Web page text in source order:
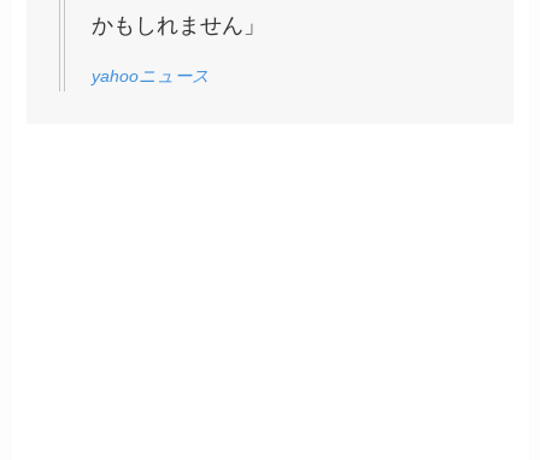
かもしれません」
yahooニュース